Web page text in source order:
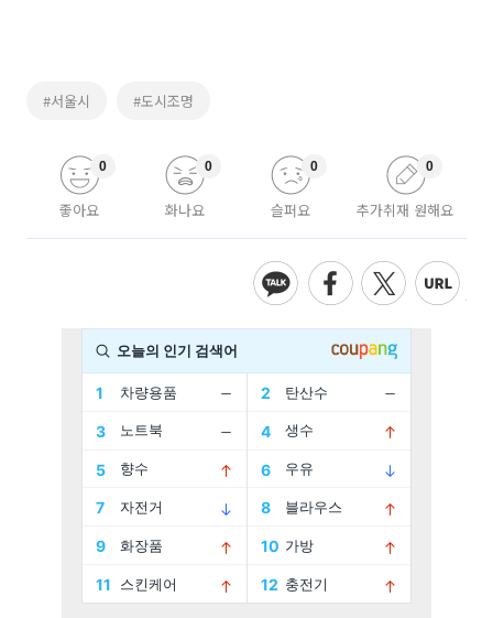
#서울시 #도시조명
좋아요
0
화나요
0
슬퍼요
0
추가취재 원해요
0